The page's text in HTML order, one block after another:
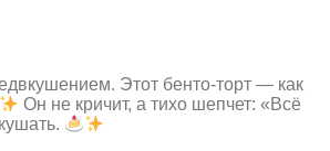
Этот бенто-торт — как
Он не кричит, а тихо шепчет: «Всё